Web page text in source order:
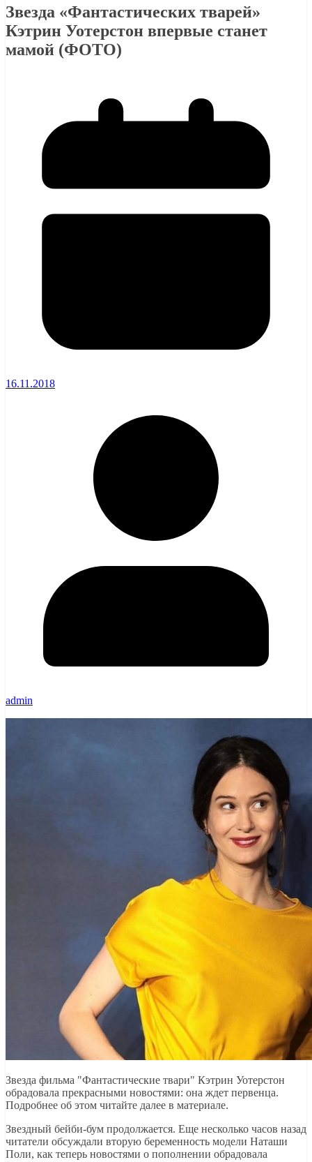
Звезда «Фантастических тварей»
Кэтрин Уотерстон впервые станет
мамой (ФОТО)
16.11.2018
admin
Звезда фильма "Фантастические твари" Кэтрин Уотерстон
обрадовала прекрасными новостями: она ждет первенца.
Подробнее об этом читайте далее в материале.
Звездный бейби-бум продолжается. Еще несколько часов назад
читатели обсуждали вторую беременность модели Наташи
Поли, как теперь новостями о пополнении обрадовала